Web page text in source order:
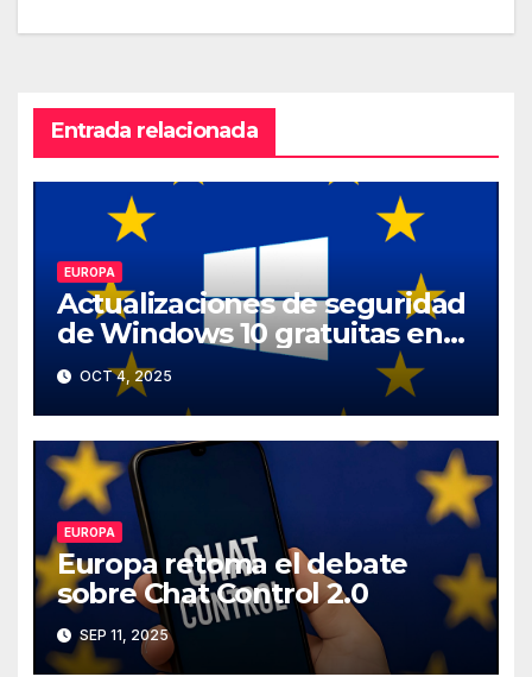
Entrada relacionada
EUROPA
Actualizaciones de seguridad
de Windows 10 gratuitas en
Europa
OCT 4, 2025
EUROPA
Europa retoma el debate
sobre Chat Control 2.0
SEP 11, 2025